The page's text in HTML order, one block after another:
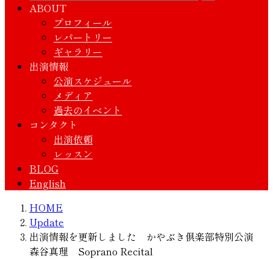
ABOUT
プロフィール
レパートリー
ギャラリー
出演情報
公演スケジュール
メディア
過去のイベント
コンタクト
出演依頼
レッスン
BLOG
English
HOME
Update
出演情報を更新しました かやぶき倶楽部特別公演
森谷真理 Soprano Recital